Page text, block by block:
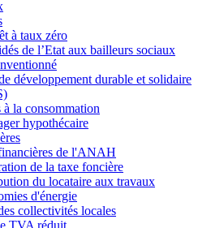
à taux zéro
de l’Etat aux bailleurs sociaux
développement durable et solidaire
à la consommation
hypothécaire
de l'ANAH
de la taxe foncière
du locataire aux travaux
d'énergie
collectivités locales
TVA réduit